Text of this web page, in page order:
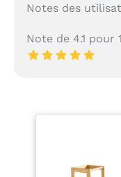
Notes des
Note de 4.1 pour